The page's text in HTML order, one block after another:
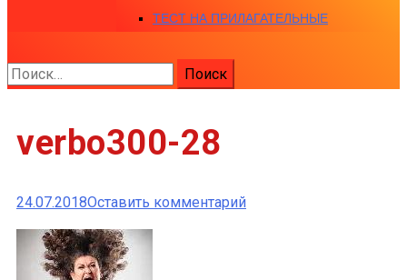
ТЕСТ НА ПРИЛАГАТЕЛЬНЫЕ
Найти:
verbo300-28
24.07.2018Оставить комментарийк